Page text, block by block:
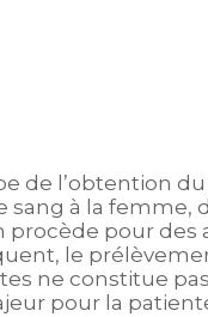
de l’obtention du
sang à la femme,
procède pour des
le
ne constitue
pour la